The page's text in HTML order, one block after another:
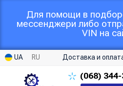
Для помощи в
мессенджери либо
VIN на
UA RU Доставка и
(068)